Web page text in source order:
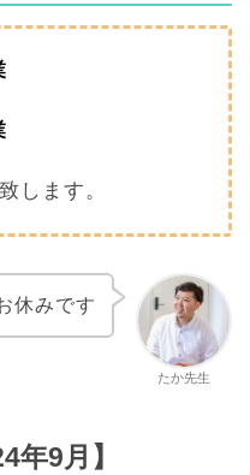
します。
たか先生
休みです
年9月】